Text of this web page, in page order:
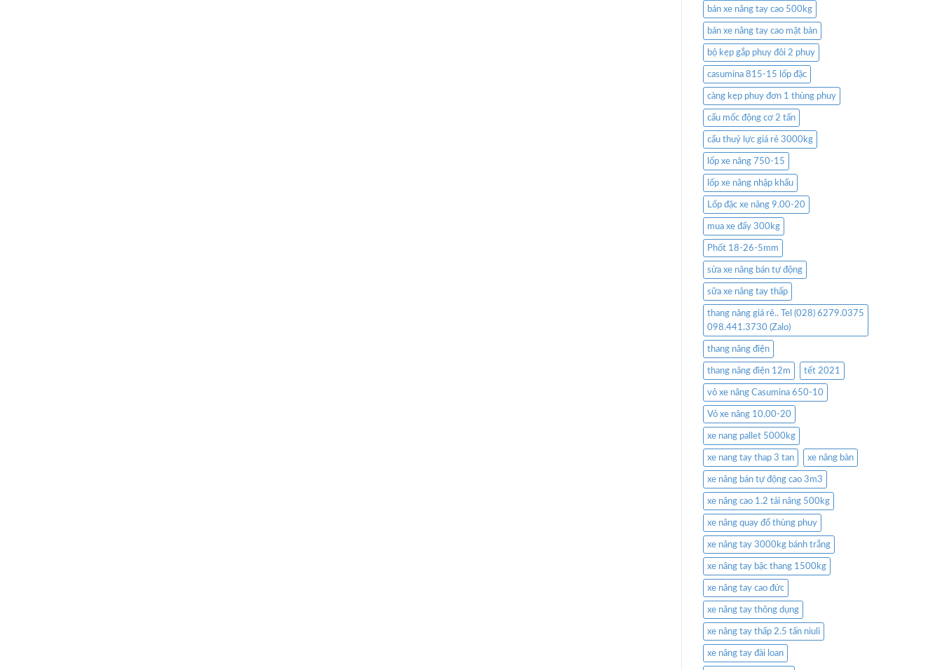
bán xe nâng tay cao 500kg
bán xe nâng tay cao mặt bàn
bộ kẹp gắp phuy đôi 2 phuy
casumina 815-15 lốp đặc
càng kẹp phuy đơn 1 thùng phuy
cẩu mốc động cơ 2 tấn
cẩu thuỷ lực giá rẻ 3000kg
lốp xe nâng 750-15
lốp xe nâng nhập khẩu
Lốp đặc xe nâng 9.00-20
mua xe đẩy 300kg
Phốt 18-26-5mm
sửa xe nâng bán tự động
sữa xe nâng tay thấp
thang nâng giá rẻ.. Tel (028) 6279.0375
098.441.3730 (Zalo)
thang nâng điện
thang nâng điện 12m tết 2021
vỏ xe nâng Casumina 650-10
Vỏ xe nâng 10.00-20
xe nang pallet 5000kg
xe nang tay thap 3 tan xe nâng bàn
xe nâng bán tự động cao 3m3
xe nâng cao 1.2 tải nâng 500kg
xe nâng quay đổ thùng phuy
xe nâng tay 3000kg bánh trắng
xe nâng tay bậc thang 1500kg
xe nâng tay cao đức
xe nâng tay thông dụng
xe nâng tay thấp 2.5 tấn niuli
xe nâng tay đài loan